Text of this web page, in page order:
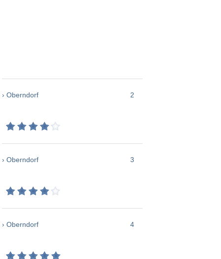
› Oberndorf 2
› Oberndorf 3
› Oberndorf 4